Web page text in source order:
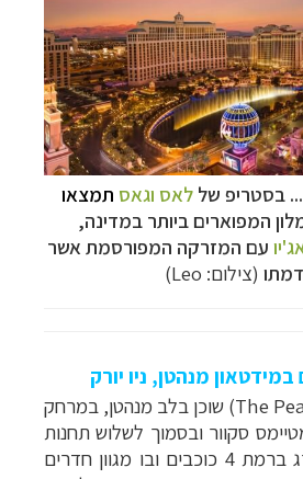
בסטריפ שללאס וגאס תמצאו
המפוארים ביותר במדינה,
עם המזרקה המפורסמת אשר
(צילום: Leo)
מנהטן, ניו יורק
The) שוכן בלב מנהטן, במרחק
מטיימס סקוור ובסמוך לשלוש תחנות
סאבוויי. המלון מדורג ברמת 4 כוכבים ובו מגוון חדרים